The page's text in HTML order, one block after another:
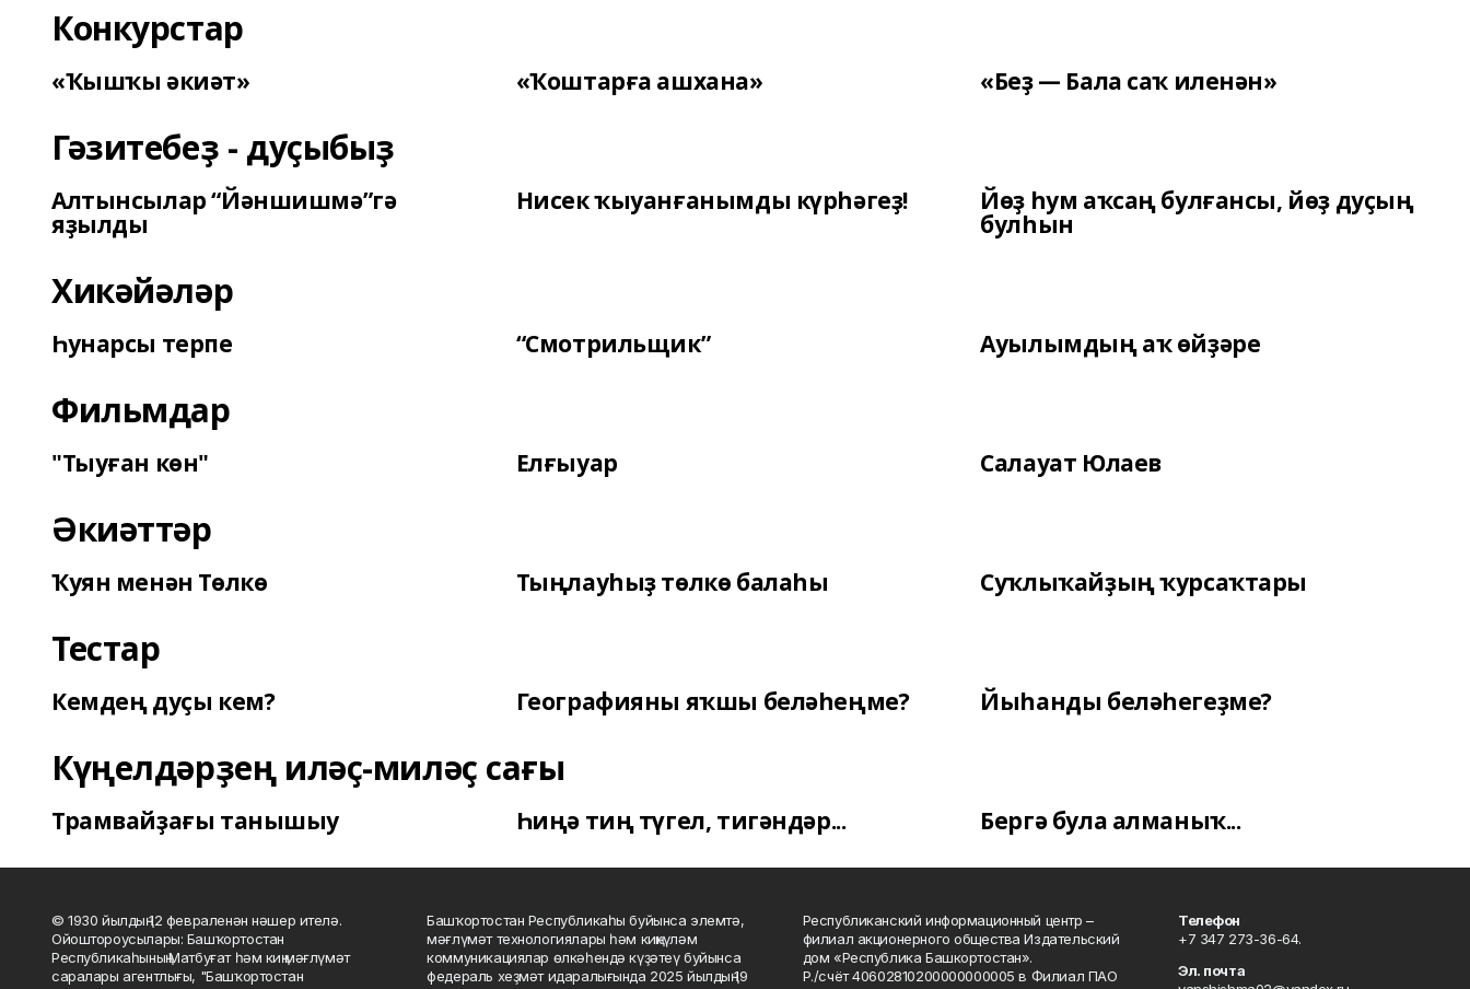
Конкурстар
«Ҡышҡы әкиәт» «Ҡоштарға ашхана» «Беҙ — Бала саҡ иленән»
Гәзитебеҙ - дуҫыбыҙ
Алтынсылар “Йәншишмә”гә
яҙылды
Нисек ҡыуанғанымды күрһәгеҙ! Йөҙ һум аҡсаң булғансы, йөҙ дуҫың
булһын
Хикәйәләр
Һунарсы терпе “Смотрильщик” Ауылымдың аҡ өйҙәре
Фильмдар
"Тыуған көн" Елғыуар Салауат Юлаев
Әкиәттәр
Ҡуян менән Төлкө Тыңлауһыҙ төлкө балаһы Суҡлыҡайҙың ҡурсаҡтары
Тестар
Кемдең дуҫы кем? Географияны яҡшы беләһеңме? Йыһанды беләһегеҙме?
Күңелдәрҙең иләҫ-миләҫ сағы
Трамвайҙағы танышыу Һиңә тиң түгел, тигәндәр... Бергә була алманыҡ...
© 1930 йылдың 12 февраленән нәшер ителә.
Ойоштороусылары: Башҡортостан
Республикаһының Матбуғат һәм киң мәғлүмәт
саралары агентлығы, "Башҡортостан
Башҡортостан Республикаһы буйынса элемтә,
мәғлүмәт технологиялары һәм киңкүләм
коммуникациялар өлкәһендә күҙәтеү буйынса
федераль хеҙмәт идаралығында 2025 йылдың 19
Республиканский информационный центр –
филиал акционерного общества Издательский
дом «Республика Башкортостан».
Р./счёт 40602810200000000005 в Филиал ПАО
Телефон
+7 347 273-36-64.
Эл. почта